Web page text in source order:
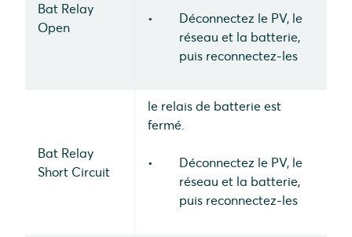
Bat Relay
Open
Déconnectez le PV, le
réseau et la batterie,
puis reconnectez-les
Bat Relay
Short Circuit
le relais de batterie est
fermé.
Déconnectez le PV, le
réseau et la batterie,
puis reconnectez-les